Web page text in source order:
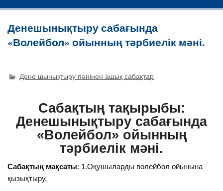
Денешынықтыру сабағында
«Волейбол» ойынның тәрбиелік мәні.
Дене шынықтыру пәнінен ашық сабақтар
Сабақтың тақырыбы:
Денешынықтыру сабағында
«Волейбол» ойынның
тәрбиелік мәні.
Сабақтың мақсаты: 1.Оқушыларды волейбол ойынына
қызықтыру.